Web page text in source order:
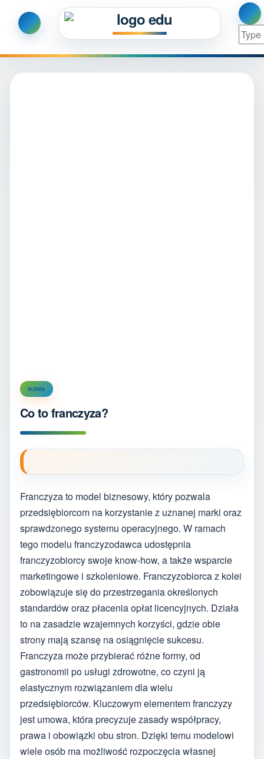
BIZNES
Co to franczyza?
Franczyza to model biznesowy, który pozwala
przedsiębiorcom na korzystanie z uznanej marki oraz
sprawdzonego systemu operacyjnego. W ramach
tego modelu franczyzodawca udostępnia
franczyzobiorcy swoje know-how, a także wsparcie
marketingowe i szkoleniowe. Franczyzobiorca z kolei
zobowiązuje się do przestrzegania określonych
standardów oraz płacenia opłat licencyjnych. Działa
to na zasadzie wzajemnych korzyści, gdzie obie
strony mają szansę na osiągnięcie sukcesu.
Franczyza może przybierać różne formy, od
gastronomii po usługi zdrowotne, co czyni ją
elastycznym rozwiązaniem dla wielu
przedsiębiorców. Kluczowym elementem franczyzy
jest umowa, która precyzuje zasady współpracy,
prawa i obowiązki obu stron. Dzięki temu modelowi
wiele osób ma możliwość rozpoczęcia własnej